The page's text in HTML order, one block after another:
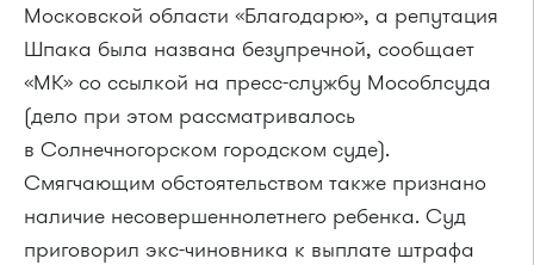
Московской области «Благодарю», а репутация
Шпака была названа безупречной, сообщает
«МК» со ссылкой на пресс-службу Мособлсуда
(дело при этом рассматривалось
в Солнечногорском городском суде).
Смягчающим обстоятельством также признано
наличие несовершеннолетнего ребенка. Суд
приговорил экс-чиновника к выплате штрафа